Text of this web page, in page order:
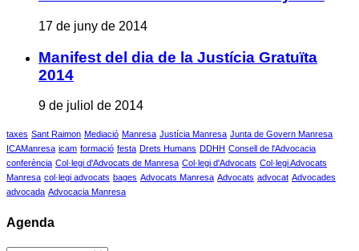
17 de juny de 2014
Manifest del dia de la Justícia Gratuïta
2014
9 de juliol de 2014
taxes Sant Raimon Mediació Manresa Justícia Manresa Junta de Govern Manresa
ICAManresa icam formació festa Drets Humans DDHH Consell de l'Advocacia
conferència Col·legi d'Advocats de Manresa Col·legi d'Advocats Col·legi Advocats
Manresa col·legi advocats bages Advocats Manresa Advocats advocat Advocades
advocada Advocacia Manresa
Agenda